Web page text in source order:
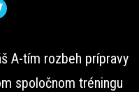
A-tím rozbeh prípravy
spoločnom tréningu